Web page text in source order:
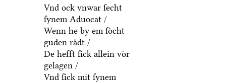
Vnd ock vnwar ſecht
ſynem Aduocat /
Wenn he by em ſoͤcht
guden raͤdt /
De hefft ſick allein voͤr
gelagen /
Vnd ſick mit ſynem